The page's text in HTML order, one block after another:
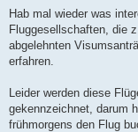
a
Hab mal wieder was
Fluggesellschaften, die
abgelehnten
erfahren.
Leider werden diese
gekennzeichnet, darum
frühmorgens den Flug